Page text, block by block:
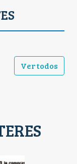
Ver todos